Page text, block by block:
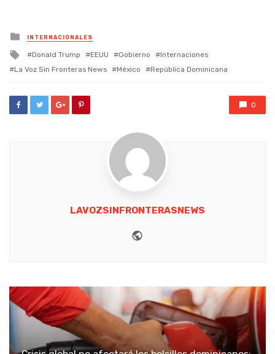
Posted
in
INTERNACIONALES
Tagged
with
Donald Trump EEUU Gobierno
Internaciones
La Voz Sin Fronteras News
México República Dominicana
0
LAVOZSINFRONTERASNEWS